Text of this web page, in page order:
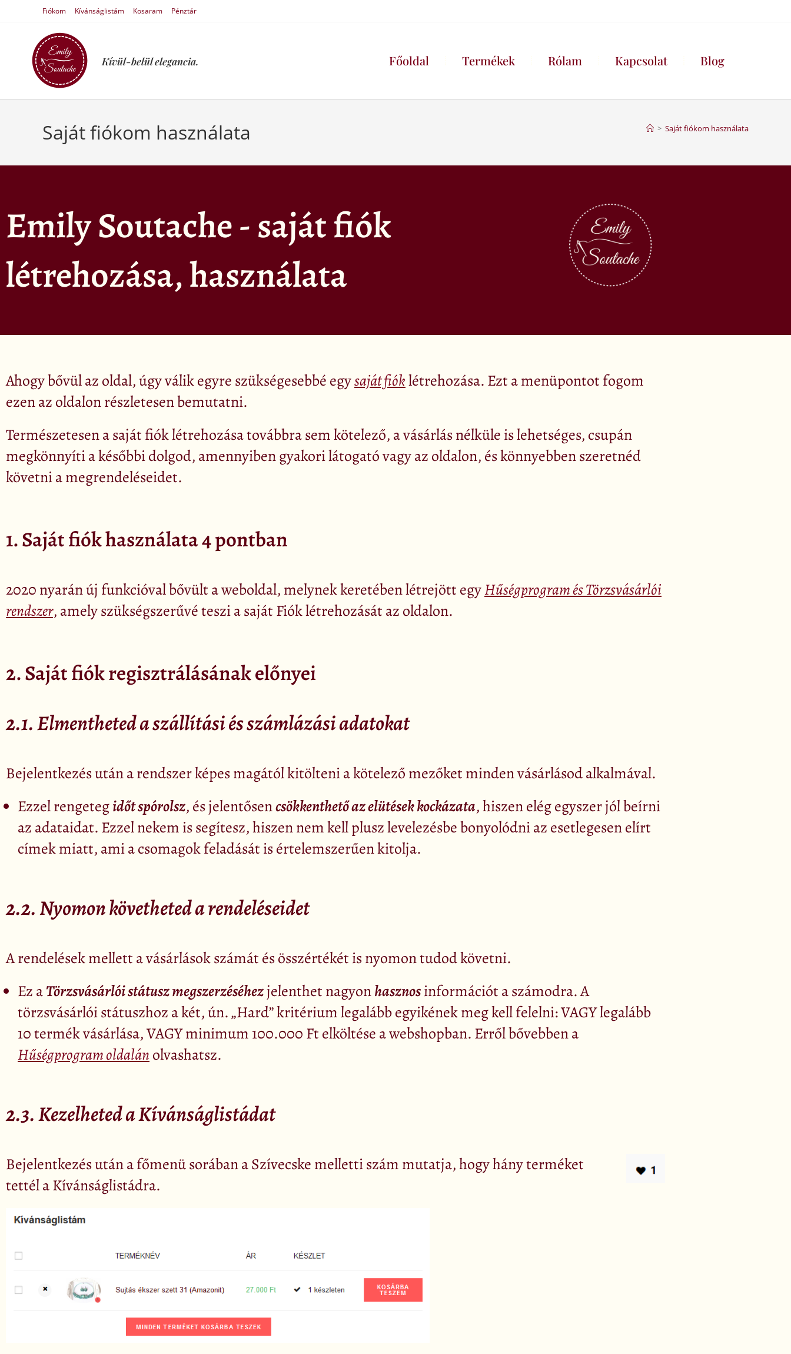
Fiókom Kívánságlistám Kosaram Pénztár
Kívül-belül elegancia. Főoldal Termékek Rólam Kapcsolat Blog
Saját fiókom használata > Saját fiókom használata
Emily Soutache - saját fiók
létrehozása, használata
Ahogy bővül az oldal, úgy válik egyre szükségesebbé egysaját fióklétrehozása. Ezt a menüpontot fogom
ezen az oldalon részletesen bemutatni.
Természetesen a saját fiók létrehozása továbbra sem kötelező, a vásárlás nélküle is lehetséges, csupán
megkönnyíti a későbbi dolgod, amennyiben gyakori látogató vagy az oldalon, és könnyebben szeretnéd
követni a megrendeléseidet.
1. Saját fiók használata 4 pontban
2020 nyarán új funkcióval bővült a weboldal, melynek keretében létrejött egyHűségprogram és Törzsvásárlói
rendszer, amely szükségszerűvé teszi a saját Fiók létrehozását az oldalon.
2. Saját fiók regisztrálásának előnyei
2.1. Elmentheted a szállítási és számlázási adatokat
Bejelentkezés után a rendszer képes magától kitölteni a kötelező mezőket minden vásárlásod alkalmával.
Ezzel rengetegidőt spórolsz, és jelentősencsökkenthető az elütések kockázata, hiszen elég egyszer jól beírni
az adataidat. Ezzel nekem is segítesz, hiszen nem kell plusz levelezésbe bonyolódni az esetlegesen elírt
címek miatt, ami a csomagok feladását is értelemszerűen kitolja.
2.2. Nyomon követheted a rendeléseidet
A rendelések mellett a vásárlások számát és összértékét is nyomon tudod követni.
Ez aTörzsvásárlói státusz megszerzéséhezjelenthet nagyonhasznosinformációt a számodra. A
törzsvásárlói státuszhoz a két, ún. „Hard” kritérium legalább egyikének meg kell felelni: VAGY legalább
10 termék vásárlása, VAGY minimum 100.000 Ft elköltése a webshopban. Erről bővebben a
Hűségprogram oldalán olvashatsz.
2.3. Kezelheted a Kívánságlistádat
Bejelentkezés utána főmenü sorában a Szívecske melletti szám mutatja, hogy hány terméket
tettél a Kívánságlistádra.